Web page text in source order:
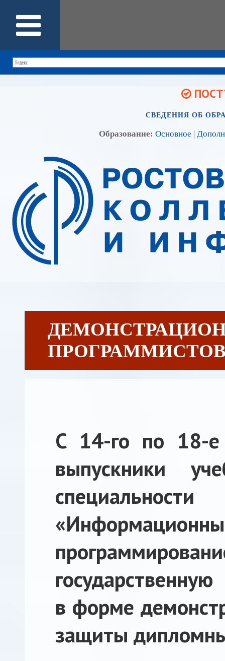
СВЕДЕНИЯ ОБ
Образование: Основное |
ПРОГРАММИСТОВ
C 14-го по 18-е
выпускники
в форме
защиты